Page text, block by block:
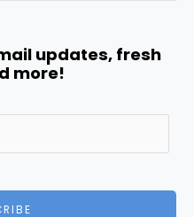
updates, fresh
more!